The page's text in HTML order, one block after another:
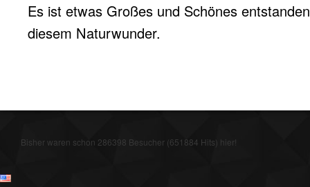
Es ist etwas Großes und Schönes
diesem Naturwunder.
Bisher waren schon 286398 Besucher (651884 Hits) hier!